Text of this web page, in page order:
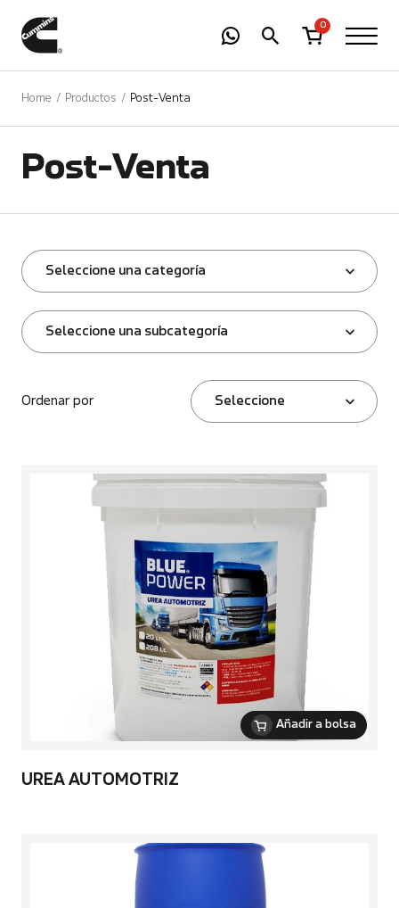
0
Home Productos Post-Venta
Post-Venta
Seleccione una categoría
Seleccione una subcategoría
Ordenar por Seleccione
Añadir a bolsa
UREA AUTOMOTRIZ